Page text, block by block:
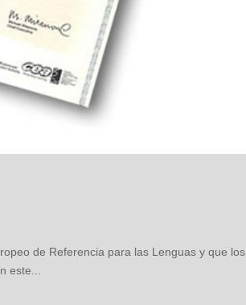
de Referencia para las Lenguas y que los
este...